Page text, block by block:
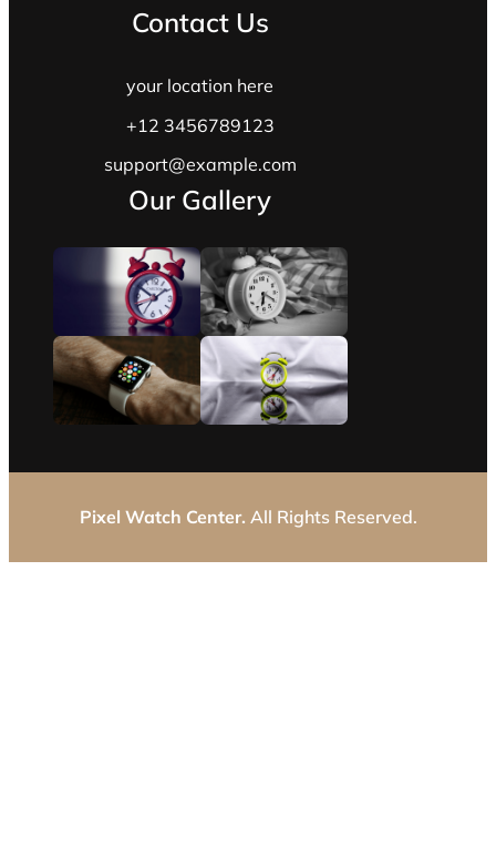
Contact Us
your location here
+12 3456789123
support@example.com
Our Gallery
Pixel Watch Center. All Rights Reserved.